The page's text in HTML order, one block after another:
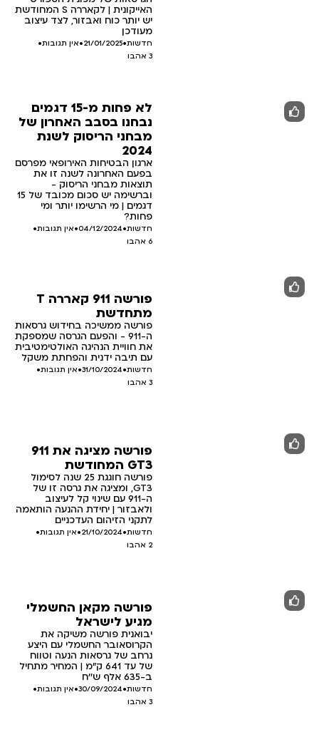
האייקונית | לקאררה S המחודשת
יש יותר כוח ואבזור, לצד עיצוב
מעודכן
חדשות•
21/01/2025
•אין תגובות•
3 אהבו
לא פחות מ-15 דגמים
נבחנו בסבב האחרון של
מבחני הריסוק לשנת
2024
ארגון הבטיחות האירופאי מפרסם
בפעם האחרונה לשנה זו את
תוצאות מבחני הריסוק -
וברשימה יש סכום מכובד של 15
דגמים | מי הרשימו יותר ומי
פחות?
חדשות•
04/12/2024
•אין תגובות•
6 אהבו
פורשה 911 קאררה T
מתחדשת
פורשה ממשיכה בחידוש גרסאות
ה-911 - והפעם הגרסה שמספקת
את חוויית הנהיגה האולטימטיבית
עם תיבה ידנית והפחתת משקל
חדשות•
31/10/2024
•אין תגובות•
3 אהבו
פורשה מציגה את 911
GT3 המחודשת
פורשה חוגגת 25 שנה לסימול
GT3, ומציגה את גרסה זו של
ה-911 עם שינוי קל לעיצוב
ולאבזור | יחידת ההנעה הותאמה
לתקני הזיהום העדכניים
חדשות•
21/10/2024
•אין תגובות•
2 אהבו
פורשה מקאן החשמלי
מגיע לישראל
יבואנית פורשה משיקה את
הקרוסאובר החשמלי עם היצע
נרחב של גרסאות הנעה וטווח
של עד 641 ק"מ | המחיר מתחיל
ב-635 אלף ש''ח
חדשות•
30/09/2024
•אין תגובות•
3 אהבו